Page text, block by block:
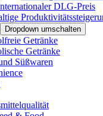
DLG-Preis
Dropdown umschalten
Getränke
Getränke
Süßwaren